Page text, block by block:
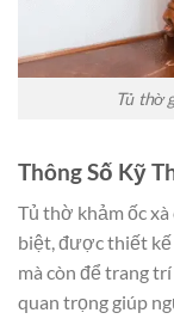
Tủ thờ
Thông Số Kỹ
Tủ thờ khảm ốc
biệt, được thiết kế
mà còn để trang
quan trọng giúp